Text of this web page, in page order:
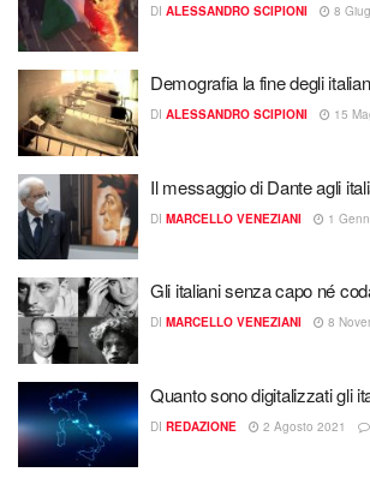
DI ALESSANDRO SCIPIONI 8
Demografia la fine degli
DI ALESSANDRO SCIPIONI 15
Il messaggio di Dante agli
DI MARCELLO VENEZIANI 1
Gli italiani senza capo né
DI MARCELLO VENEZIANI 8
Quanto sono digitalizzati gli
DI REDAZIONE 2 Agosto 2021